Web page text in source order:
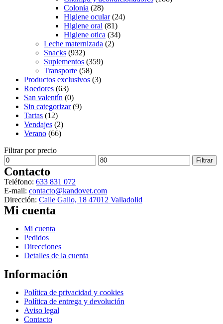
Colonia (28)
Higiene ocular (24)
Higiene oral (81)
Higiene otica (34)
Leche maternizada (2)
Snacks (932)
Suplementos (359)
Transporte (58)
Productos exclusivos (3)
Roedores (63)
San valentín (0)
Sin categorizar (9)
Tartas (12)
Vendajes (2)
Verano (66)
Filtrar por precio
Precio
mínimo
Precio
máximo
Filtrar
Contacto
Teléfono: 633 831 072
E-mail: contacto@kandovet.com
Dirección: Calle Gallo, 18 47012 Valladolid
Mi cuenta
Menú
Mi cuenta
Pedidos
Direcciones
Detalles de la cuenta
Información
Menú
Política de privacidad y cookies
Política de entrega y devolución
Aviso legal
Contacto